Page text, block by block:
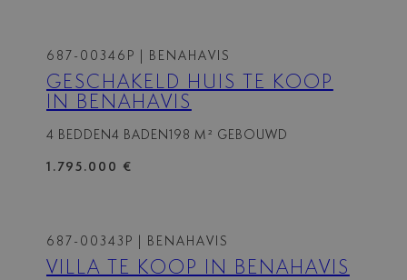
687-00346P | BENAHAVIS
GESCHAKELD HUIS TE KOOP
IN BENAHAVIS
4 BEDDEN 4 BADEN 198 M² GEBOUWD
1.795.000 €
687-00343P | BENAHAVIS
VILLA TE KOOP IN BENAHAVIS